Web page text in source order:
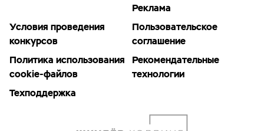
Реклама
Условия проведения
конкурсов
Пользовательское
соглашение
Политика использования
cookie-файлов
Рекомендательные
технологии
Техподдержка